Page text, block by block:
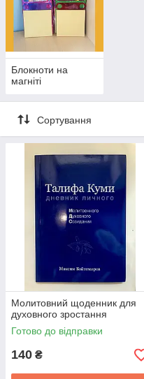
Блокноти на
магніті
Сортування
Молитовний щоденник для
духовного зростання
Готово до відправки
140 ₴